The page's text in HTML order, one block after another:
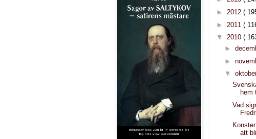
► 2012 (
► 2011 (
▼ 2010 (
►
►
▼
hem
Vad
att